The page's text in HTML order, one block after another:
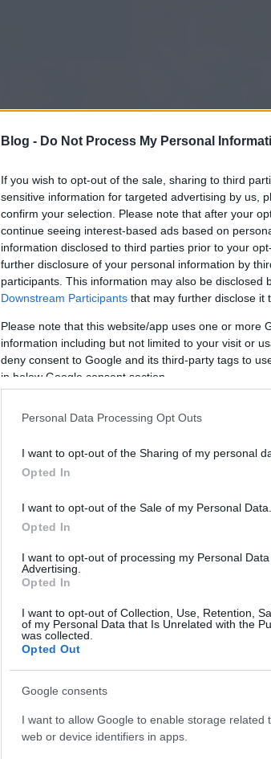
Blog - Do Not Process My Personal
If you wish to opt-out of the sale, sharing to third
sensitive information for targeted advertising by us,
confirm your selection. Please note that after your
continue seeing interest-based ads based on
information disclosed to third parties prior to your
further disclosure of your personal information by
participants. This information may also be disclosed
Downstream Participants that may further disclose it
Please note that this website/app uses one or more
information including but not limited to your visit or
deny consent to Google and its third-party tags to
in below Google consent section.
Personal Data Processing Opt Outs
I want to opt-out of the Sharing of my personal
Opted In
I want to opt-out of the Sale of my Personal Data.
Opted In
I want to opt-out of processing my Personal
Advertising.
Opted In
I want to opt-out of Collection, Use, Retention,
of my Personal Data that Is Unrelated with the
was collected.
Opted Out
Google consents
I want to allow Google to enable storage related
web or device identifiers in apps.